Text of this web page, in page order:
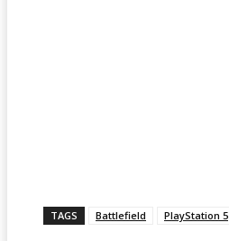
TAGS Battlefield PlayStation 5